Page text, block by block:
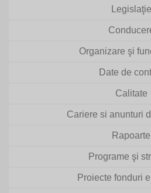
Legislaţie
Organizare şi
Date de
Calitate
Cariere si anunturi
Rapoarte
Programe şi
Proiecte fonduri